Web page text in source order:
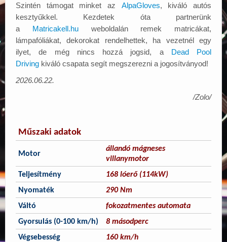
Szintén támogat minket az AlpaGloves, kiváló autós
kesztyűkkel. Kezdetek óta partnerünk
a Matricakell.huweboldalán remek matricákat,
lámpafóliákat, dekorokat rendelhettek, ha vezetnél egy
ilyet, de még nincs hozzá jogsid, a Dead Pool
Driving kiváló csapata segít megszerezni a jogosítványod!
2026.06.22.
/Zolo/
Műszaki adatok
Motor
állandó mágneses
villanymotor
Teljesítmény
168 lóerő (114kW)
Nyomaték
290 Nm
Váltó
fokozatmentes automata
Gyorsulás (0-100 km/h)
8 másodperc
Végsebesség
160 km/h